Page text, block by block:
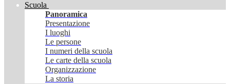
Scuola
Panoramica
Presentazione
I luoghi
Le persone
I numeri della scuola
Le carte della scuola
Organizzazione
La storia